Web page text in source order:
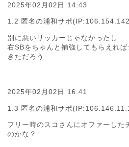
2025年02月02日 14:43
1.2 匿名の浦和サポ
別に悪いサッカーじゃなかったし
右SBをちゃんと補強してもらえれ
きただろう
2025年02月02日 16:41
1.3 匿名の浦和サポ
フリー時のスコさんにオファーした
のかな？